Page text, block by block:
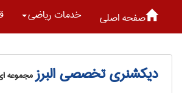
صفحه اصلی خدمات رياضی
دیکشنری تخصصی البرزمجموعه